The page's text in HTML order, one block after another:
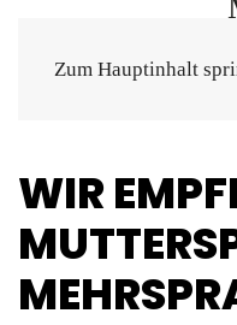
Zum Hauptinhalt
WIR